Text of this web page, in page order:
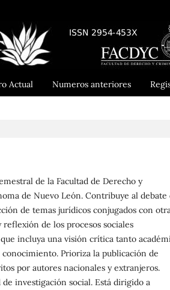
Actual Numeros anteriores
de la Facultad de Derecho y
de Nuevo León. Contribuye al debate
de temas jurídicos conjugados con
de los procesos sociales
incluya una visión crítica tanto
Prioriza la publicación de
por autores nacionales y extranjeros.
investigación social. Está dirigido a